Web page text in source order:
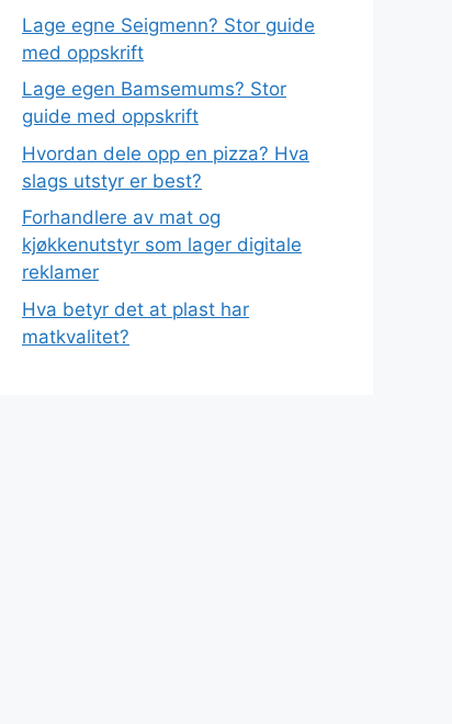
Lage egne Seigmenn? Stor guide
med oppskrift
Lage egen Bamsemums? Stor
guide med oppskrift
Hvordan dele opp en pizza? Hva
slags utstyr er best?
Forhandlere av mat og
kjøkkenutstyr som lager digitale
reklamer
Hva betyr det at plast har
matkvalitet?